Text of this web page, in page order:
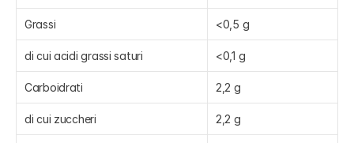
Grassi <0,5 g
di cui acidi grassi saturi <0,1 g
Carboidrati 2,2 g
di cui zuccheri 2,2 g